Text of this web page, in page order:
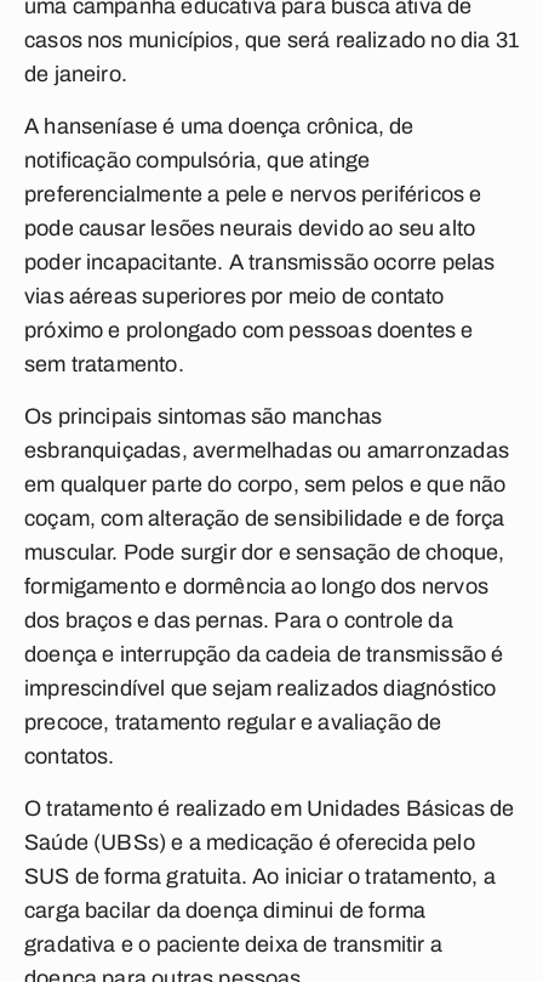
uma campanha educativa para busca ativa de
casos nos municípios, que será realizado no dia 31
de janeiro.
A hanseníase é uma doença crônica, de
notificação compulsória, que atinge
preferencialmente a pele e nervos periféricos e
pode causar lesões neurais devido ao seu alto
poder incapacitante. A transmissão ocorre pelas
vias aéreas superiores por meio de contato
próximo e prolongado com pessoas doentes e
sem tratamento.
Os principais sintomas são manchas
esbranquiçadas, avermelhadas ou amarronzadas
em qualquer parte do corpo, sem pelos e que não
coçam, com alteração de sensibilidade e de força
muscular. Pode surgir dor e sensação de choque,
formigamento e dormência ao longo dos nervos
dos braços e das pernas. Para o controle da
doença e interrupção da cadeia de transmissão é
imprescindível que sejam realizados diagnóstico
precoce, tratamento regular e avaliação de
contatos.
O tratamento é realizado em Unidades Básicas de
Saúde (UBSs) e a medicação é oferecida pelo
SUS de forma gratuita. Ao iniciar o tratamento, a
carga bacilar da doença diminui de forma
gradativa e o paciente deixa de transmitir a